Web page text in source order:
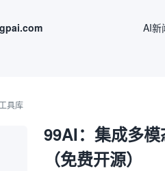
AI新
具库
99AI：集成多
（免费开源）